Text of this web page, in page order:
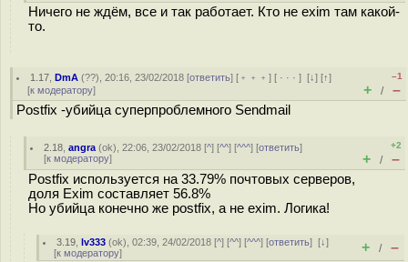
Ничего не ждём, все и так работает. Кто не exim там какой-
то.
1.17 ,DmA (??), 20:16, 23/02/2018 [ответить] [ ﹢﹢﹢] [ · · ·][↓] [↑]
[к модератору]
–1
+ / –
Postfix -убийца суперпроблемного Sendmail
2.18 ,angra (ok), 22:06, 23/02/2018 [^] [^^] [^^^] [ответить]
[к модератору]
+2
+ / –
Postfix используется на 33.79% почтовых серверов,
доля Exim составляет 56.8%
Но убийца конечно же postfix, а не exim. Логика!
3.19 ,lv333 (ok), 02:39, 24/02/2018 [^] [^^] [^^^] [ответить][↓]
[к модератору] + / –